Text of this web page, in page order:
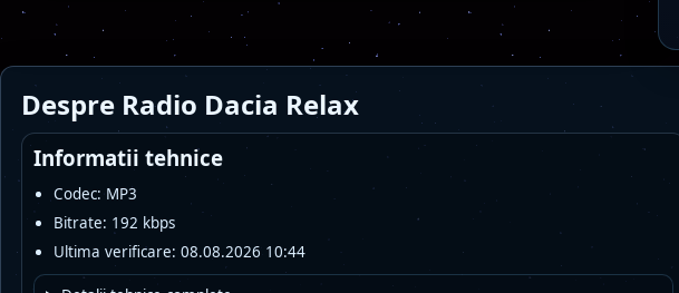
Despre Radio Dacia Relax
Informatii tehnice
Codec: MP3
Bitrate: 192 kbps
Ultima verificare: 08.08.2026 10:44